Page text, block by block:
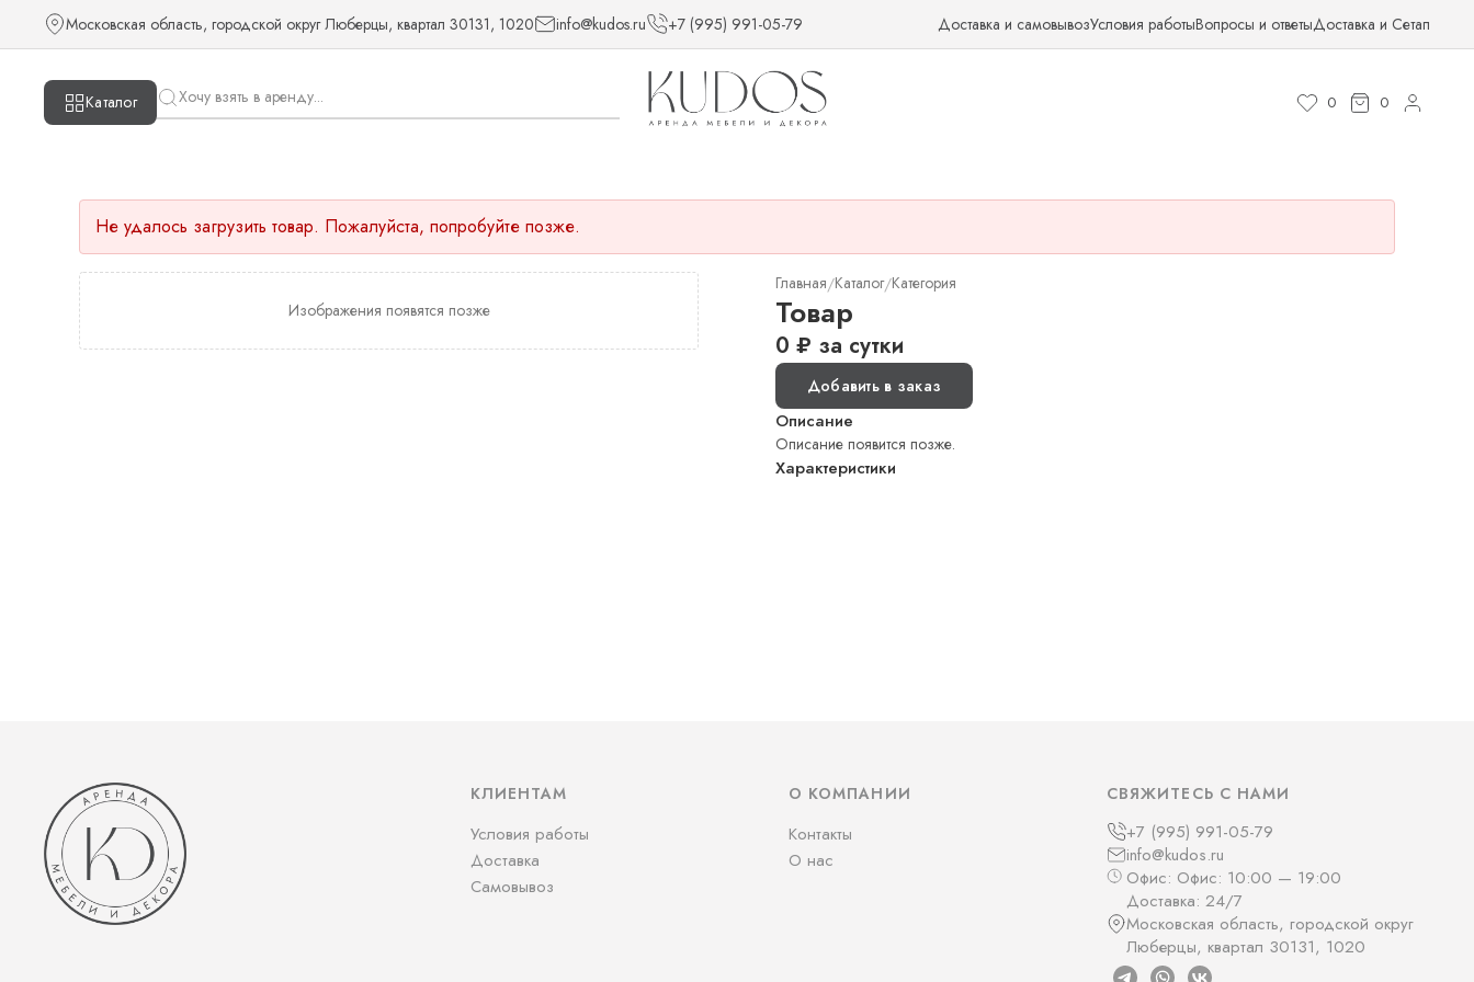
Московская область, городской округ Люберцы, квартал 30131, 1020 info@kudos.ru +7 (995) 991-05-79 Доставка и самовывозУсловия работыВопросы и ответыДоставка и Сетап
Каталог 0 0
Не удалось загрузить товар. Пожалуйста, попробуйте позже.
Изображения появятся позже
Главная/Каталог/Категория
Товар
0 ₽ за сутки
Добавить в заказ
Описание
Описание появится позже.
Характеристики
КЛИЕНТАМ
Условия работы
Доставка
Самовывоз
О КОМПАНИИ
Контакты
О нас
СВЯЖИТЕСЬ С НАМИ
+7 (995) 991-05-79
info@kudos.ru
Офис: Офис: 10:00 — 19:00
Доставка: 24/7
Московская область, городской округ
Люберцы, квартал 30131, 1020